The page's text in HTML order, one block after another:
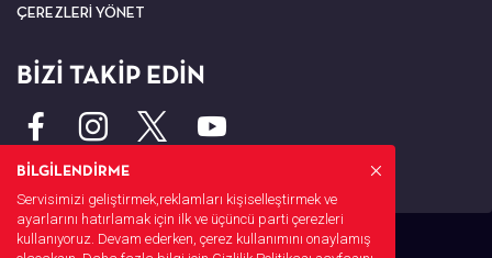
ÇEREZLERİ YÖNET
BİZİ TAKİP EDİN
BİLGİLENDİRME
Servisimizi geliştirmek,reklamları kişiselleştirmek ve
ayarlarını hatırlamak için ilk ve üçüncü parti çerezleri
kullanıyoruz. Devam ederken, çerez kullanımını onaylamış